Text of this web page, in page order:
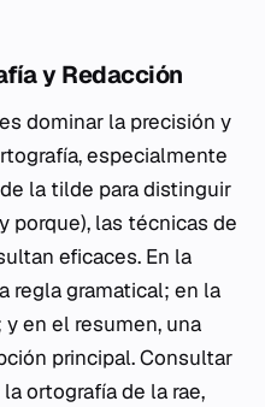
y Redacción
dominar la precisión y
especialmente
la tilde para distinguir
y porque), las técnicas de
eficaces. En la
regla gramatical; en la
en el resumen, una
principal. Consultar
ortografía de la rae,